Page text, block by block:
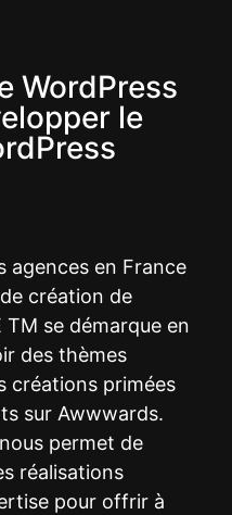
WordPress
le
agences en France
création de
TM se démarque en
des thèmes
créations primées
sur Awwwards.
permet de
réalisations
pour offrir à